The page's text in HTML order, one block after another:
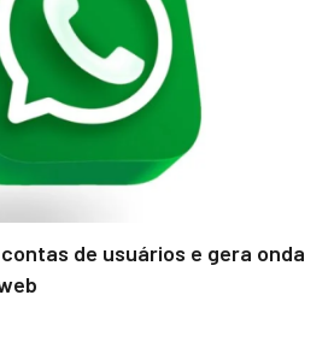
de usuários e gera onda